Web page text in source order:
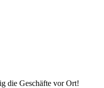
die Geschäfte vor Ort!